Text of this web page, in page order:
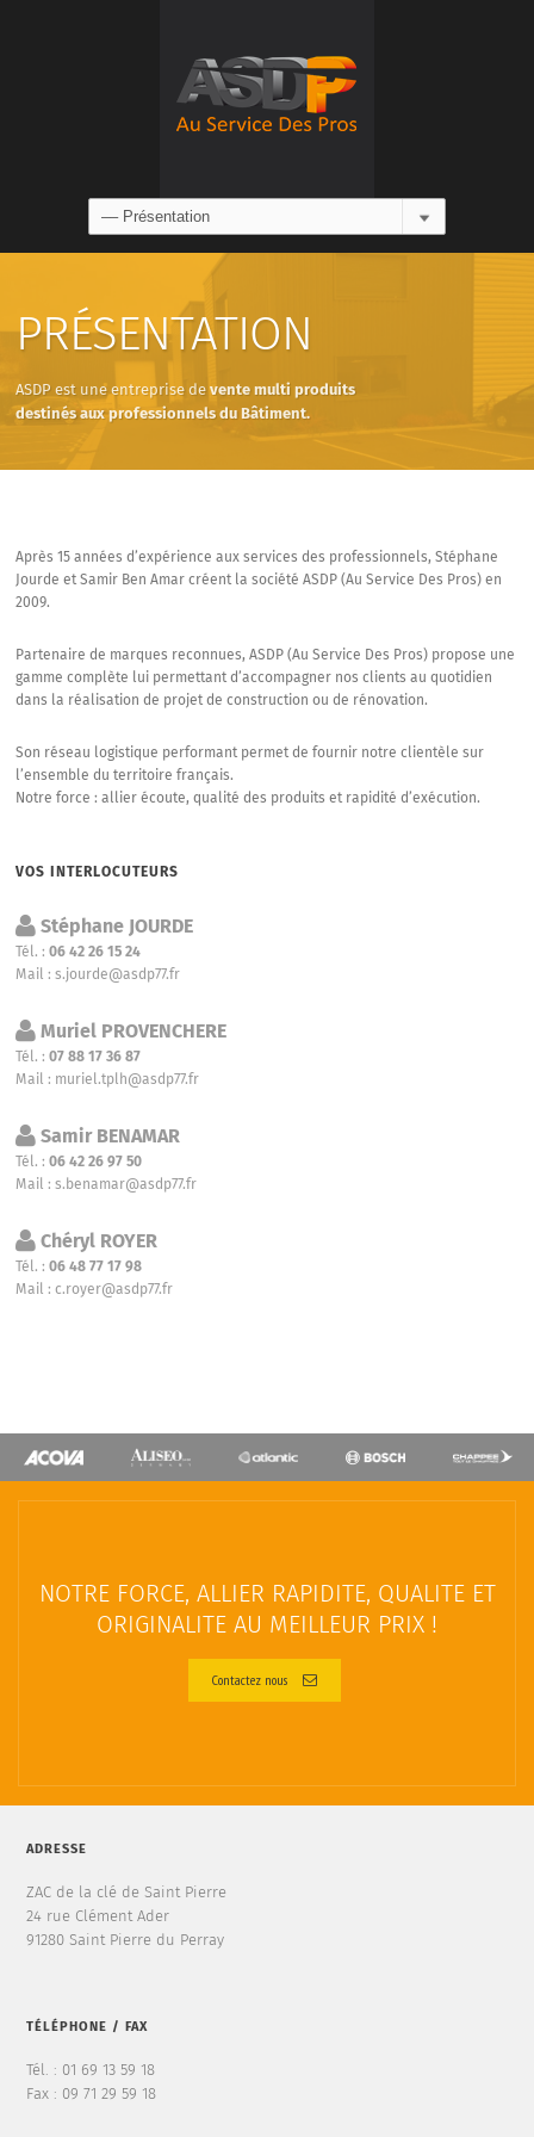
PRÉSENTATION
ASDP est une entreprise devente multi produits
destinés aux professionnels du Bâtiment.
Après 15 années d’expérience aux services des professionnels, Stéphane
Jourde et Samir Ben Amar créent la société ASDP (Au Service Des Pros) en
2009.
Partenaire de marques reconnues, ASDP (Au Service Des Pros) propose une
gamme complète lui permettant d’accompagner nos clients au quotidien
dans la réalisation de projet de construction ou de rénovation.
Son réseau logistique performant permet de fournir notre clientèle sur
l’ensemble du territoire français.
Notre force : allier écoute, qualité des produits et rapidité d’exécution.
VOS INTERLOCUTEURS
Stéphane JOURDE
Tél. :06 42 26 15 24
Mail :s.jourde@asdp77.fr
Muriel PROVENCHERE
Tél. :07 88 17 36 87
Mail : muriel.tplh@asdp77.fr
Samir BENAMAR
Tél. :06 42 26 97 50
Mail :s.benamar@asdp77.fr
Chéryl ROYER
Tél. :06 48 77 17 98
Mail :c.royer@asdp77.fr
NOTRE FORCE, ALLIER RAPIDITE, QUALITE ET
ORIGINALITE AU MEILLEUR PRIX !
Contactez nous
ADRESSE
ZAC de la clé de Saint Pierre
24 rue Clément Ader
91280 Saint Pierre du Perray
TÉLÉPHONE / FAX
Tél. : 01 69 13 59 18
Fax : 09 71 29 59 18